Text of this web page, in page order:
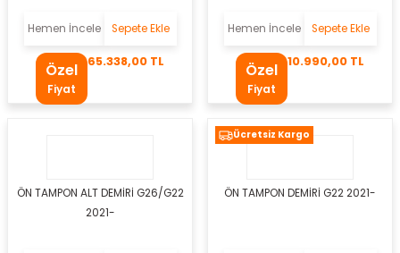
Hemen İncele Sepete Ekle
Özel
Fiyat
65.338,00 TL
Hemen İncele Sepete Ekle
Özel
Fiyat
10.990,00 TL
ÖN TAMPON ALT DEMİRİ G26/G22
2021-
Ücretsiz Kargo
ÖN TAMPON DEMİRİ G22 2021-